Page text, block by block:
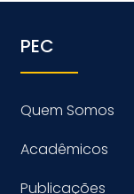
PEC
Quem Somos
Acadêmicos
Publicações